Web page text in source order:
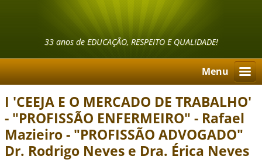
33 anos de EDUCAÇÃO, RESPEITO E QUALIDADE!
Menu
I 'CEEJA E O MERCADO DE TRABALHO'
- "PROFISSÃO ENFERMEIRO" - Rafael
Mazieiro - "PROFISSÃO ADVOGADO"
Dr. Rodrigo Neves e Dra. Érica Neves